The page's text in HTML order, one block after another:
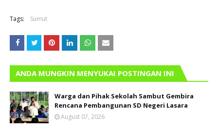
Tags: Sumut
ANDA MUNGKIN MENYUKAI POSTINGAN INI
Warga dan Pihak Sekolah Sambut Gembira
Rencana Pembangunan SD Negeri Lasara
August 07, 2026